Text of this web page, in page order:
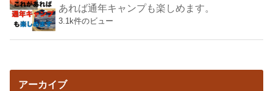
あれば通年キャンプも楽しめます。
3.1k件のビュー
アーカイブ